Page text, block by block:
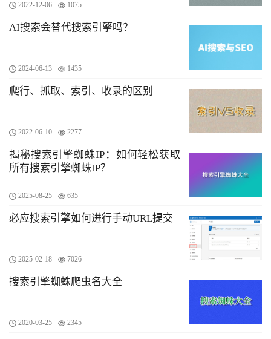
2022-12-06 1075
AI搜索会替代搜索引擎吗？
2024-06-13 1435
爬行、抓取、索引、收录的区别
2022-06-10 2277
揭秘搜索引擎蜘蛛IP：如何轻松获取
所有搜索引擎蜘蛛IP？
2025-08-25 635
必应搜索引擎如何进行手动URL提交
2025-02-18 7026
搜索引擎蜘蛛爬虫名大全
2020-03-25 2345